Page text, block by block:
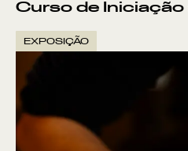
Curso de Iniciação
EXPOSIÇÃO